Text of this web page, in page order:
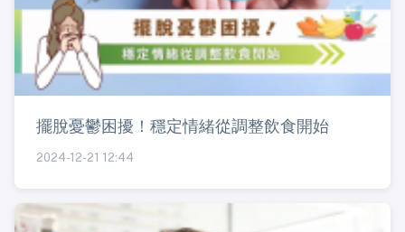
擺脫憂鬱困擾！穩定情緒從調整飲食開始
2024-12-21 12:44